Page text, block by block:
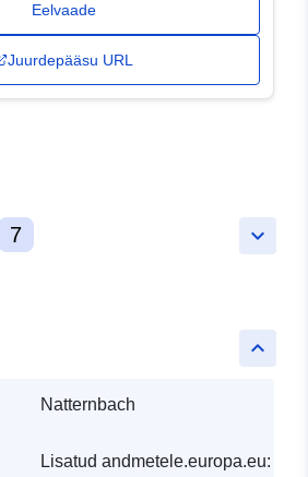
Eelvaade
Juurdepääsu URL
keyboard_arrow_down
7
keyboard_arrow_up
Natternbach
Lisatud andmetele.europa.eu: